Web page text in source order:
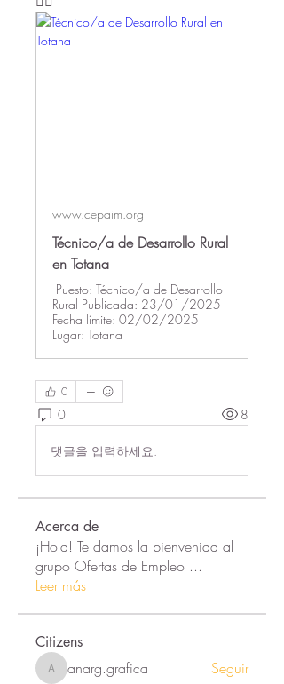
www.cepaim.org
Técnico/a de Desarrollo Rural
en Totana
Puesto: Técnico/a de Desarrollo
Rural Publicada: 23/01/2025
Fecha límite: 02/02/2025
Lugar: Totana
0
0 8
댓글을 입력하세요.
Acerca de
¡Hola! Te damos la bienvenida al
grupo Ofertas de Empleo ...
Leer más
Citizens
anarg.grafica
anarg.grafica Seguir